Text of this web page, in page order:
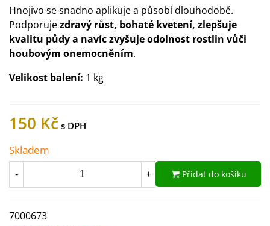
Hnojivo se snadno aplikuje a působí dlouhodobě.
Podporujezdravý růst, bohaté kvetení, zlepšuje
kvalitu půdy a navíc zvyšuje odolnost rostlin vůči
houbovým onemocněním.
Velikost balení: 1 kg
150 Kč
Skladem
- + Přidat do košíku
7000673